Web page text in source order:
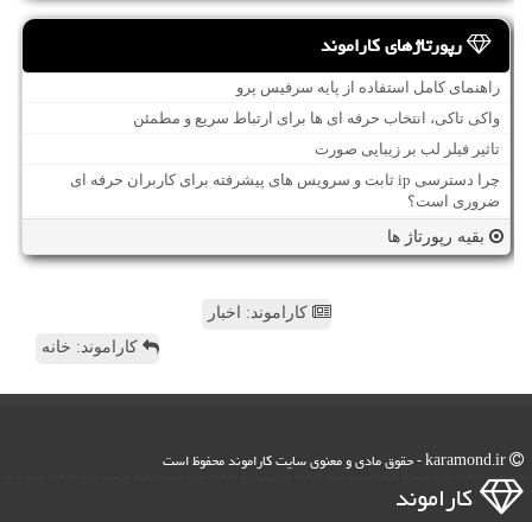
رپورتاژهای کاراموند
راهنمای کامل استفاده از پایه سرفیس پرو
واکی تاکی، انتخاب حرفه ای ها برای ارتباط سریع و مطمئن
تاثیر فیلر لب بر زیبایی صورت
چرا دسترسی ip ثابت و سرویس های پیشرفته برای کاربران حرفه ای
ضروری است؟
بقیه رپورتاژ ها
کاراموند: اخبار
کاراموند: خانه
كاراموند